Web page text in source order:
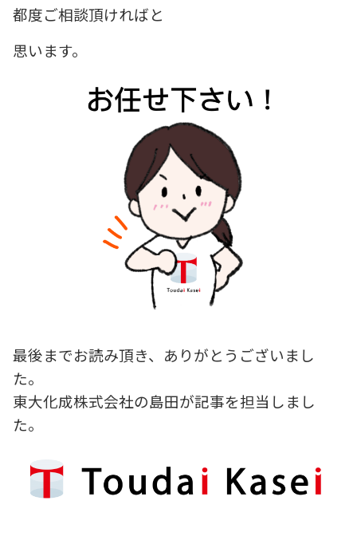
都度ご相談頂ければと
思います。
最後までお読み頂き、ありがとうございまし
た。
東大化成株式会社の島田が記事を担当しまし
た。